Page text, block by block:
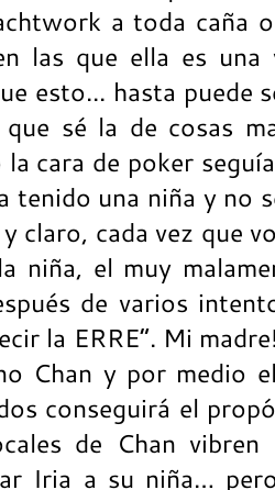
a toda caña
las que ella es una
esto... hasta puede
sé la de cosas
cara de poker
tenido una niña y no
claro, cada vez que
niña, el muy
de varios
la ERRE”. Mi
Chan y por medio
conseguirá el
de Chan
Iria a su niña…